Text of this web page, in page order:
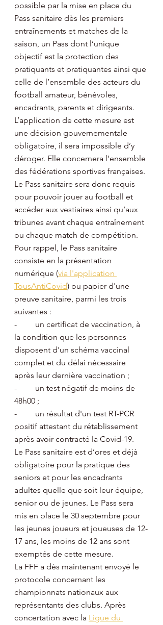
possible par la mise en place du
Pass sanitaire dès les premiers
entraînements et matches de la
saison, un Pass dont l’unique
objectif est la protection des
pratiquants et pratiquantes ainsi que
celle de l’ensemble des acteurs du
football amateur, bénévoles,
encadrants, parents et dirigeants.
L’application de cette mesure est
une décision gouvernementale
obligatoire, il sera impossible d’y
déroger. Elle concernera l’ensemble
des fédérations sportives françaises.
Le Pass sanitaire sera donc requis
pour pouvoir jouer au football et
accéder aux vestiaires ainsi qu’aux
tribunes avant chaque entraînement
ou chaque match de compétition.
Pour rappel, le Pass sanitaire
consiste en la présentation
numérique (via l'application
TousAntiCovid) ou papier d'une
preuve sanitaire, parmi les trois
suivantes :
-         un certificat de vaccination, à
la condition que les personnes
disposent d'un schéma vaccinal
complet et du délai nécessaire
après leur dernière vaccination ;
-         un test négatif de moins de
48h00 ;
-         un résultat d'un test RT-PCR
positif attestant du rétablissement
après avoir contracté la Covid-19.
Le Pass sanitaire est d’ores et déjà
obligatoire pour la pratique des
seniors et pour les encadrants
adultes quelle que soit leur équipe,
senior ou de jeunes. Le Pass sera
mis en place le 30 septembre pour
les jeunes joueurs et joueuses de 12-
17 ans, les moins de 12 ans sont
exemptés de cette mesure.
La FFF a dès maintenant envoyé le
protocole concernant les
championnats nationaux aux
représentants des clubs. Après
concertation avec la Ligue du